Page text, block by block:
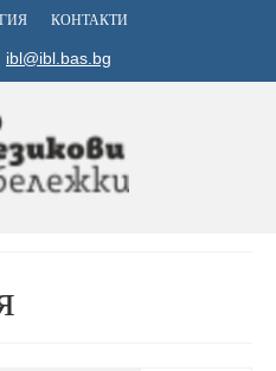
КОНТАКТИ
ibl@ibl.bas.bg